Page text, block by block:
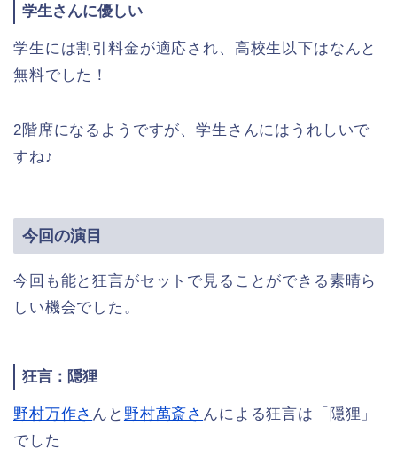
学生さんに優しい
学生には割引料金が適応され、高校生以下はなんと
無料でした！
2階席になるようですが、学生さんにはうれしいで
すね♪
今回の演目
今回も能と狂言がセットで見ることができる素晴ら
しい機会でした。
狂言：隠狸
野村万作さ んと 野村萬斎さ んによる狂言は「隠狸」
でした